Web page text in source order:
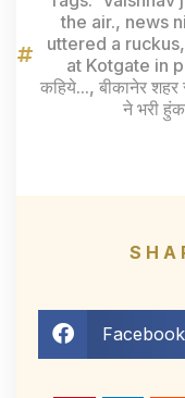
the air., news
uttered a ruckus,
at Kotgate in
कहिये..., बीकानेर शहर
ने भरी
Facebook